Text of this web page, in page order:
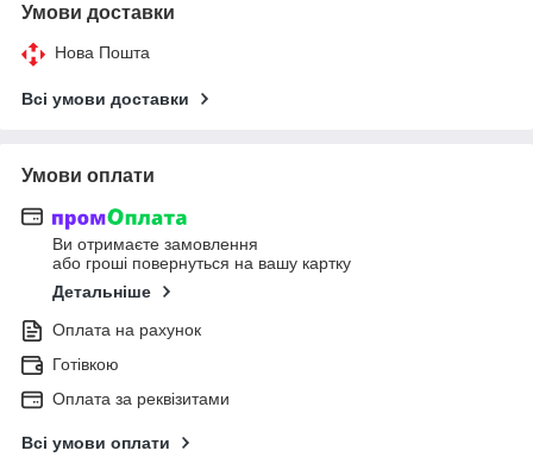
Умови доставки
Нова Пошта
Всі умови доставки
Умови оплати
Ви отримаєте замовлення
або гроші повернуться на вашу картку
Детальніше
Оплата на рахунок
Готівкою
Оплата за реквізитами
Всі умови оплати